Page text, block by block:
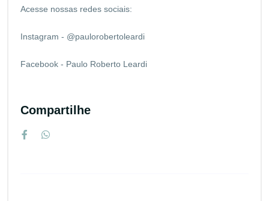
Acesse nossas redes sociais:
Instagram - @paulorobertoleardi
Facebook - Paulo Roberto Leardi
Compartilhe